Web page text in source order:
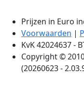
Prijzen in Euro
Voorwaarden |
KvK 42024637 -
Copyright ©
(20260623 -